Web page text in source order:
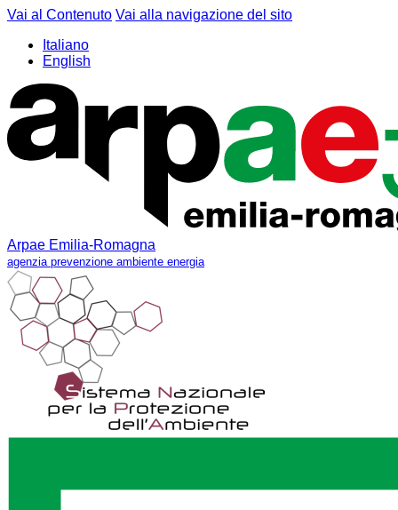
Vai al Contenuto Vai alla navigazione del sito
Italiano
English
Arpae Emilia-Romagna
agenzia prevenzione ambiente energia